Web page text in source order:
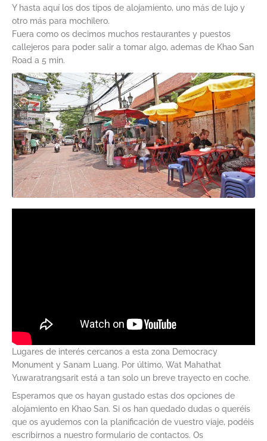
Y hasta aquí los dos tipos de alojamiento, uno más de lujo y
otro más para mochilero.
Fuera como os decimos muchos restaurantes y puestos
callejeros para poder salir a tomar algo, ademas de Khao San
Road a 5 min.
Lugares de interés cercanos a esta zona Democracy
Monument y Sanam Luang. Por último, Wat Mahathat
Yuwaratrangsarit está a tan solo un breve trayecto en coche.
Esperamos que os hayan gustado estas dos opciones de
alojamiento en Khao San. Si os han quedado dudas o queréis
que os ayudemos con la planificación de vuestro viaje, podéis
escribirnos a nuestro formulario de contactos. Os